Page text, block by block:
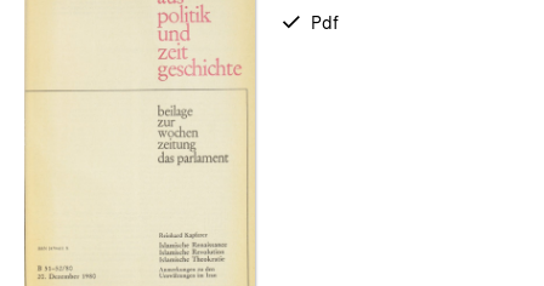
zum
verfügbar
Pdf